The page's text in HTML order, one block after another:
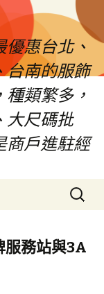
惠台北、
台南的服飾
類繁多，
大尺碼批
商戶進駐經
搜
尋
字:
服務站與3A